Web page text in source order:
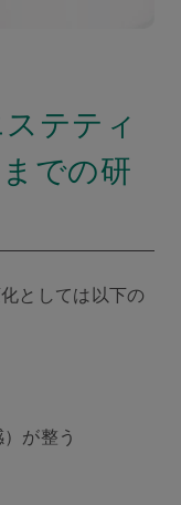
テティ
での研
としては以下の
が整う